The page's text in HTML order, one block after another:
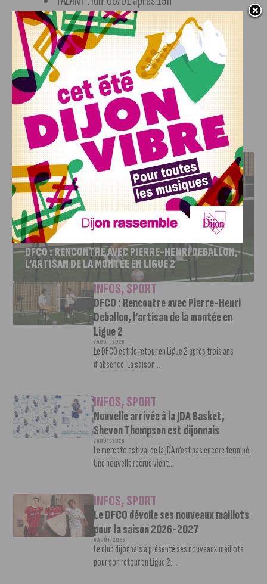
Si vous ratez la collecte, les déchèteries de la métropole
installeront des bennes spéciales pour vos arbres de Noël.
Texte : Clarisse Galeron
J'AIME LE DFCO
DFCO : RENCONTRE AVEC PIERRE-HENRI DEBALLON,
L’ARTISAN DE LA MONTÉE EN LIGUE 2
INFOS,SPORT
DFCO : Rencontre avec Pierre-Henri
Deballon, l’artisan de la montée en
Ligue 2
7 AOÛT, 2026
Le DFCO est de retour en Ligue 2 après trois ans
d’absence. La saison...
INFOS,SPORT
Nouvelle arrivée à la JDA Basket,
Shevon Thompson est dijonnais
7 AOÛT, 2026
Le mercato estival de la JDA n’est pas encore terminé.
Une nouvelle recrue vient...
INFOS,SPORT
Le DFCO dévoile ses nouveaux maillots
pour la saison 2026-2027
6 AOÛT, 2026
Le club dijonnais a présenté ses nouveaux maillots
pour son retour en Ligue 2....